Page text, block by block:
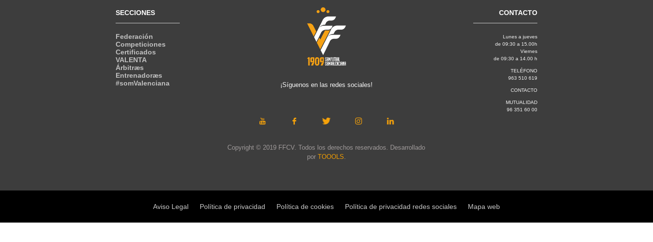
SECCIONES
Federación
Competiciones
Certificados
VALENTA
Árbitræs
Entrenadoræs
#somValenciana
¡Síguenos en las redes sociales!
Copyright © 2019 FFCV. Todos los derechos reservados. Desarrollado
por TOOOLS
CONTACTO
Lunes a jueves
de 09:30 a 15.00h
Viernes
de 09:30 a 14.00 h
TELÉFONO
963 510 619
CONTACTO
MUTUALIDAD
96 351 60 00
Aviso Legal Política de privacidad Política de cookies Política de privacidad redes sociales Mapa web